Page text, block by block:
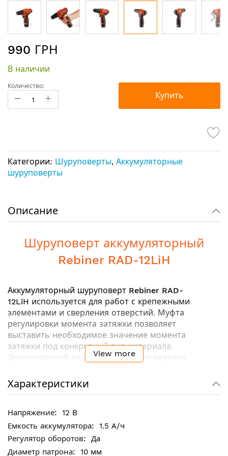
к
галереи
изображений
990 ГРН
В наличии
Количество:
Купить
Категории: Шуруповерты, Аккумуляторные
шуруповерты
Описание
Шуруповерт аккумуляторный
Rebiner RAD-12LiH
Аккумуляторный шуруповерт Rebiner RAD-
12LiH используется для работ с крепежными
элементами и сверления отверстий. Муфта
регулировки момента затяжки позволяет
выставить необходимое значение момента
затяжки под конкретный тип материала.
Двухскоросной редуктор упрощает ведение
крепежа предусмотрена функция реверса.
Ключевые особенности:
Малые габаритные размеры, что упрощает
ведение работы в ограниченном пространстве
Быстрозажимной патрон
View more
Характеристики
12 В
1.5 А/ч
Да
10 мм